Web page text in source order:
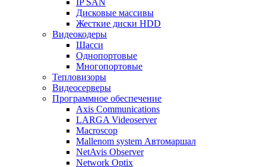
IP SAN
Дисковые массивы
Жесткие диски HDD
Видеокодеры
Шасси
Однопортовые
Многопортовые
Тепловизоры
Видеосерверы
Программное обеспечение
Axis Communications
LARGA Videoserver
Macroscop
Mallenom system Автомаршал
NetAvis Observer
Network Optix